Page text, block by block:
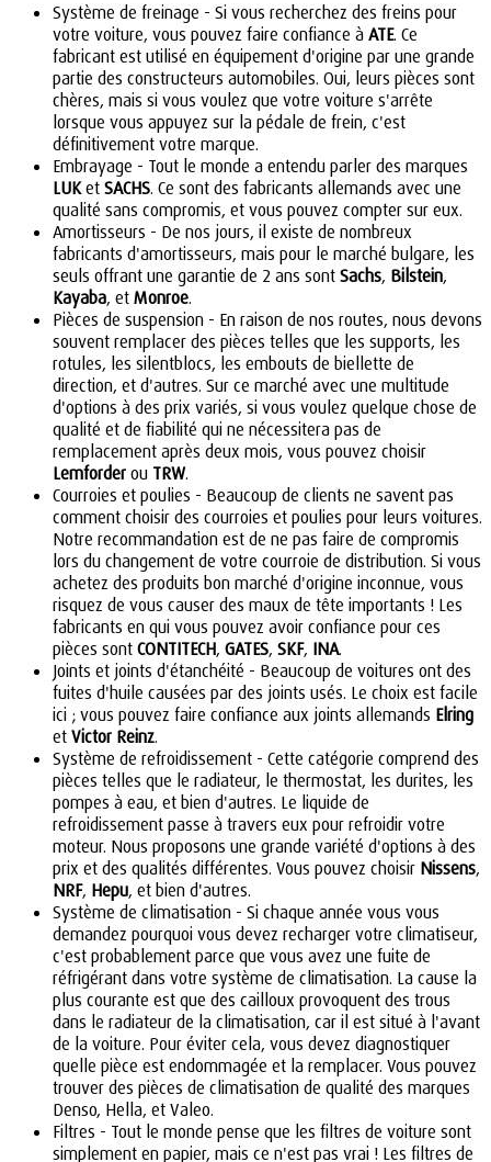
Système de freinage - Si vous recherchez des freins pour
votre voiture, vous pouvez faire confiance à ATE. Ce
fabricant est utilisé en équipement d'origine par une grande
partie des constructeurs automobiles. Oui, leurs pièces sont
chères, mais si vous voulez que votre voiture s'arrête
lorsque vous appuyez sur la pédale de frein, c'est
définitivement votre marque.
Embrayage - Tout le monde a entendu parler des marques
LUKet SACHS. Ce sont des fabricants allemands avec une
qualité sans compromis, et vous pouvez compter sur eux.
Amortisseurs - De nos jours, il existe de nombreux
fabricants d'amortisseurs, mais pour le marché bulgare, les
seuls offrant une garantie de 2 ans sont Sachs, Bilstein,
Kayaba, et Monroe.
Pièces de suspension - En raison de nos routes, nous devons
souvent remplacer des pièces telles que les supports, les
rotules, les silentblocs, les embouts de biellette de
direction, et d'autres. Sur ce marché avec une multitude
d'options à des prix variés, si vous voulez quelque chose de
qualité et de fiabilité qui ne nécessitera pas de
remplacement après deux mois, vous pouvez choisir
Lemforder ou TRW.
Courroies et poulies - Beaucoup de clients ne savent pas
comment choisir des courroies et poulies pour leurs voitures.
Notre recommandation est de ne pas faire de compromis
lors du changement de votre courroie de distribution. Si vous
achetez des produits bon marché d'origine inconnue, vous
risquez de vous causer des maux de tête importants ! Les
fabricants en qui vous pouvez avoir confiance pour ces
pièces sont CONTITECH, GATES, SKF, INA.
Joints et joints d'étanchéité - Beaucoup de voitures ont des
fuites d'huile causées par des joints usés. Le choix est facile
ici ; vous pouvez faire confiance aux joints allemands Elring
et Victor Reinz.
Système de refroidissement - Cette catégorie comprend des
pièces telles que le radiateur, le thermostat, les durites, les
pompes à eau, et bien d'autres. Le liquide de
refroidissement passe à travers eux pour refroidir votre
moteur. Nous proposons une grande variété d'options à des
prix et des qualités différentes. Vous pouvez choisir Nissens,
NRF, Hepu, et bien d'autres.
Système de climatisation - Si chaque année vous vous
demandez pourquoi vous devez recharger votre climatiseur,
c'est probablement parce que vous avez une fuite de
réfrigérant dans votre système de climatisation. La cause la
plus courante est que des cailloux provoquent des trous
dans le radiateur de la climatisation, car il est situé à l'avant
de la voiture. Pour éviter cela, vous devez diagnostiquer
quelle pièce est endommagée et la remplacer. Vous pouvez
trouver des pièces de climatisation de qualité des marques
Denso, Hella, et Valeo.
Filtres - Tout le monde pense que les filtres de voiture sont
simplement en papier, mais ce n'est pas vrai ! Les filtres de